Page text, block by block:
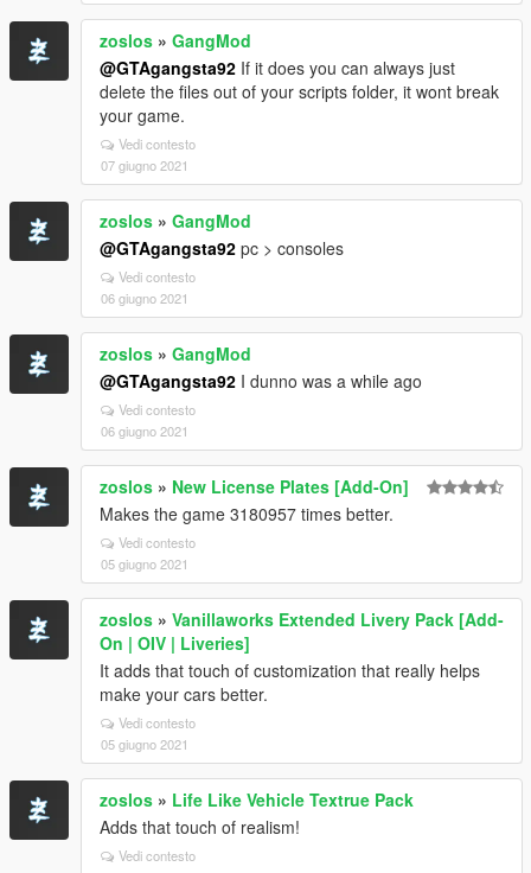
zoslos » GangMod
@GTAgangsta92 If it does you can always just
delete the files out of your scripts folder, it wont break
your game.
Vedi contesto
07 giugno 2021
zoslos » GangMod
@GTAgangsta92 pc > consoles
Vedi contesto
06 giugno 2021
zoslos » GangMod
@GTAgangsta92 I dunno was a while ago
Vedi contesto
06 giugno 2021
zoslos » New License Plates [Add-On]
Makes the game 3180957 times better.
Vedi contesto
05 giugno 2021
zoslos » Vanillaworks Extended Livery Pack [Add-
On | OIV | Liveries]
It adds that touch of customization that really helps
make your cars better.
Vedi contesto
05 giugno 2021
zoslos » Life Like Vehicle Textrue Pack
Adds that touch of realism!
Vedi contesto